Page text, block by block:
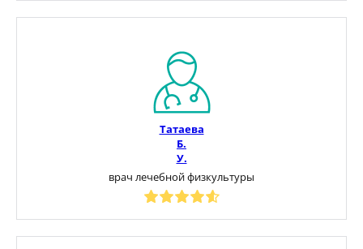
Татаева
Б.
У.
врач лечебной физкультуры